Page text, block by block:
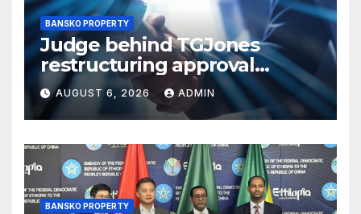
BANSKO PROPERTY
Judge behind TGJones
restructuring approval
expresses frustration at
rushed process
AUGUST 6, 2026 ADMIN
BANSKO PROPERTY